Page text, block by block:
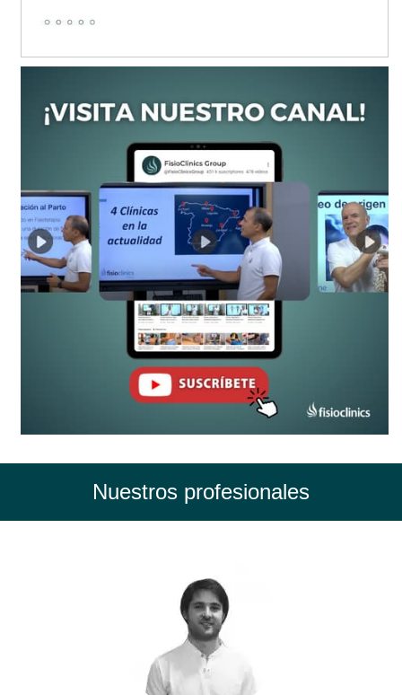
Nuestros profesionales